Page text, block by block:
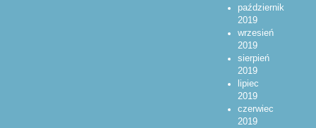
październik
2019
wrzesień
2019
sierpień
2019
lipiec
2019
czerwiec
2019